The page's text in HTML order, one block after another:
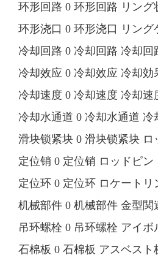
环形回路 0 环形回路 リン
环形浇口 0 环形浇口 リン
冷却回路 0 冷却回路 冷却
冷却效应 0 冷却效应 冷却
冷却速度 0 冷却速度 冷却
冷却水通道 0 冷却水通道
滑块锁紧块 0 滑块锁紧块
定位销 0 定位销 ロッドピ
定位环 0 定位环 ロケート
机械部件 0 机械部件 金型
吊环螺栓 0 吊环螺栓 アイ
石棉板 0 石棉板 アスベス